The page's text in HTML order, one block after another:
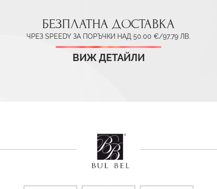
БЕЗПЛАТНА ДОСТАВКА
ЧРЕЗ SPEEDY ЗА ПОРЪЧКИ НАД 50.00 €/97.79 ЛВ.
ВИЖ ДЕТАЙЛИ